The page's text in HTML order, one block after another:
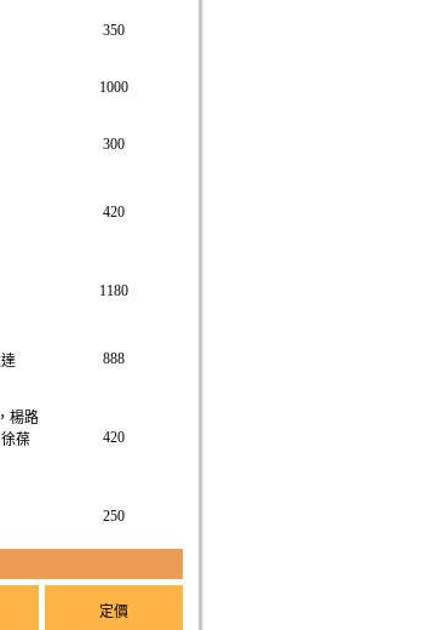
350
1000
300
420
1180
888
楊路
葆
420
250
定價